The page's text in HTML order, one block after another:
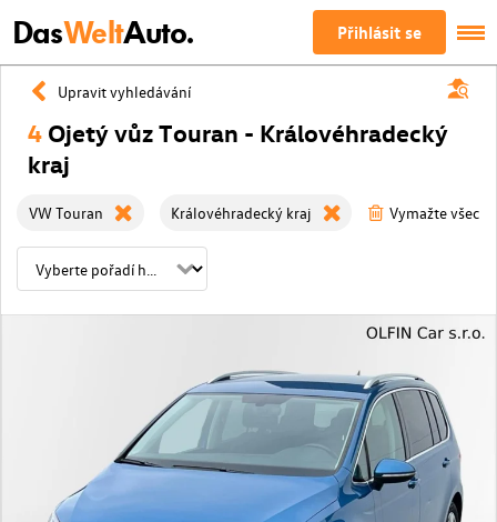
DasWeltAuto. Přihlásit se
Upravit vyhledávání
4 Ojetý vůz Touran - Královéhradecký
kraj
VW Touran Královéhradecký kraj Vymažte